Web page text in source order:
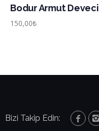
Bodur Armut Deveci
150,00₺
Bizi Takip Edin: